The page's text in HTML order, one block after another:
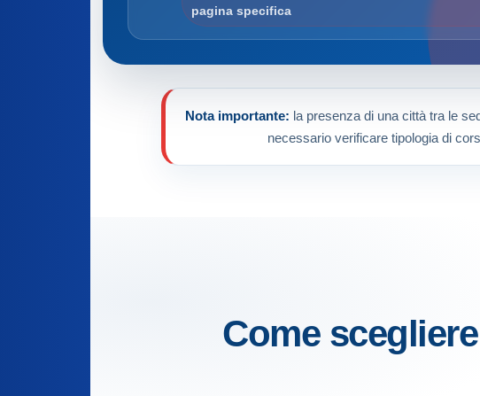
pagina specifica
Nota importante: la presenza di una città tra le
necessario verificare tipologia di
Come